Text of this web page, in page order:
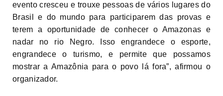
evento cresceu e trouxe pessoas de vários lugares do
Brasil e do mundo para participarem das provas e
terem a oportunidade de conhecer o Amazonas e
nadar no rio Negro. Isso engrandece o esporte,
engrandece o turismo, e permite que possamos
mostrar a Amazônia para o povo lá fora”, afirmou o
organizador.